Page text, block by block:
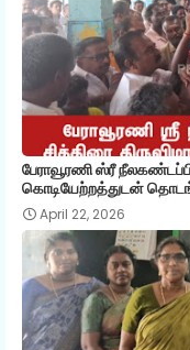
பேராவூரணி ஸ்ரீ
கொடியேற்றத்துடன்
April 22, 2026